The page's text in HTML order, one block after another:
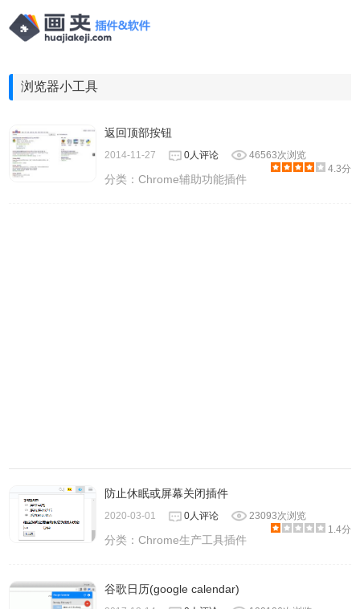
浏览器小工具
返回顶部按钮
2014-11-27 0人评论
46563次浏览
4.3分
分类：Chrome辅助功能插件
防止休眠或屏幕关闭插件
2020-03-01 0人评论
23093次浏览
1.4分
分类：Chrome生产工具插件
谷歌日历(google calendar)